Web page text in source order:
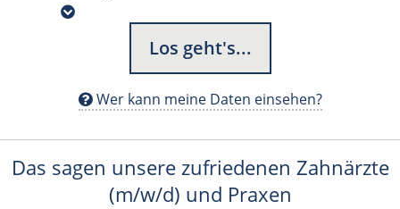
Los geht's...
Wer kann meine Daten einsehen?
Das sagen unsere zufriedenen Zahnärzte
(m/w/d) und Praxen